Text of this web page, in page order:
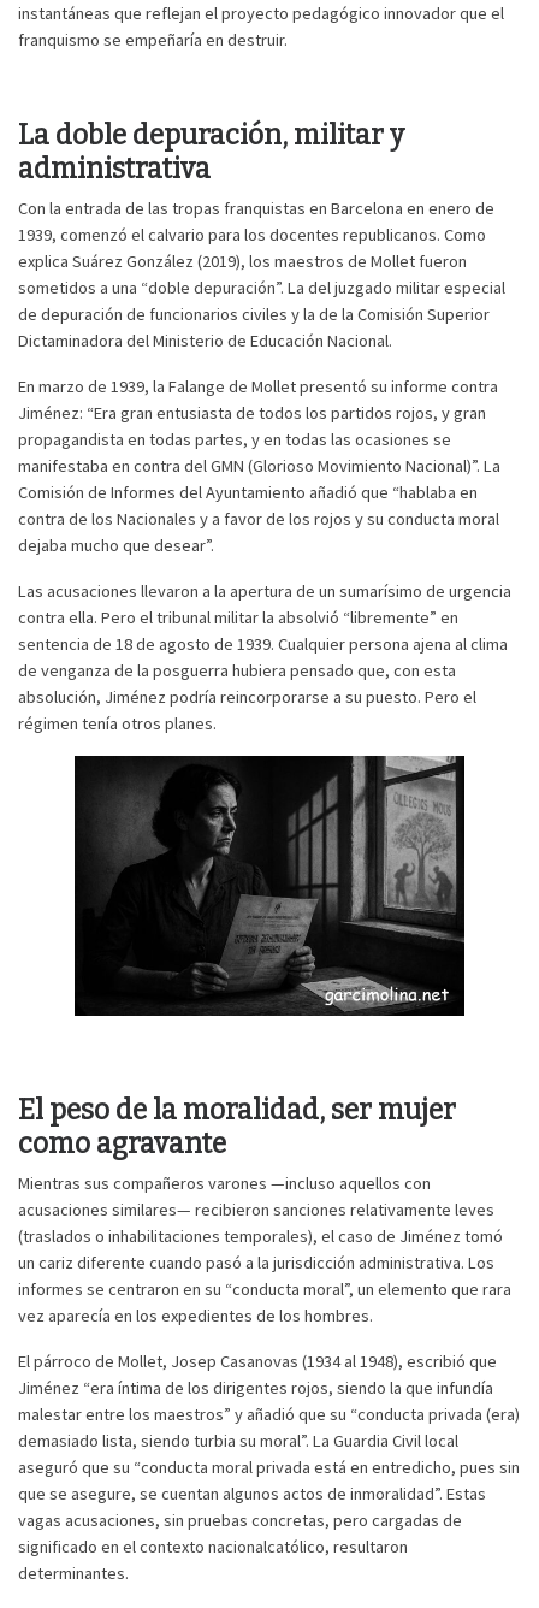
instantáneas que reflejan el proyecto pedagógico innovador que el
franquismo se empeñaría en destruir.
La doble depuración, militar y
administrativa
Con la entrada de las tropas franquistas en Barcelona en enero de
1939, comenzó el calvario para los docentes republicanos. Como
explica Suárez González (2019), los maestros de Mollet fueron
sometidos a una “doble depuración”. La del juzgado militar especial
de depuración de funcionarios civiles y la de la Comisión Superior
Dictaminadora del Ministerio de Educación Nacional.
En marzo de 1939, la Falange de Mollet presentó su informe contra
Jiménez: “Era gran entusiasta de todos los partidos rojos, y gran
propagandista en todas partes, y en todas las ocasiones se
manifestaba en contra del GMN (Glorioso Movimiento Nacional)”. La
Comisión de Informes del Ayuntamiento añadió que “hablaba en
contra de los Nacionales y a favor de los rojos y su conducta moral
dejaba mucho que desear”.
Las acusaciones llevaron a la apertura de un sumarísimo de urgencia
contra ella. Pero el tribunal militar la absolvió “libremente” en
sentencia de 18 de agosto de 1939. Cualquier persona ajena al clima
de venganza de la posguerra hubiera pensado que, con esta
absolución, Jiménez podría reincorporarse a su puesto. Pero el
régimen tenía otros planes.
El peso de la moralidad, ser mujer
como agravante
Mientras sus compañeros varones —incluso aquellos con
acusaciones similares— recibieron sanciones relativamente leves
(traslados o inhabilitaciones temporales), el caso de Jiménez tomó
un cariz diferente cuando pasó a la jurisdicción administrativa. Los
informes se centraron en su “conducta moral”, un elemento que rara
vez aparecía en los expedientes de los hombres.
El párroco de Mollet, Josep Casanovas (1934 al 1948), escribió que
Jiménez “era íntima de los dirigentes rojos, siendo la que infundía
malestar entre los maestros” y añadió que su “conducta privada (era)
demasiado lista, siendo turbia su moral”. La Guardia Civil local
aseguró que su “conducta moral privada está en entredicho, pues sin
que se asegure, se cuentan algunos actos de inmoralidad”. Estas
vagas acusaciones, sin pruebas concretas, pero cargadas de
significado en el contexto nacionalcatólico, resultaron
determinantes.